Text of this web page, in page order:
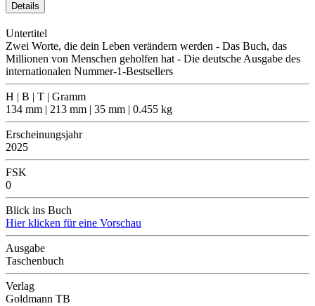
Details
Untertitel
Zwei Worte, die dein Leben verändern werden - Das Buch, das
Millionen von Menschen geholfen hat - Die deutsche Ausgabe des
internationalen Nummer-1-Bestsellers
H | B | T | Gramm
134 mm | 213 mm | 35 mm | 0.455 kg
Erscheinungsjahr
2025
FSK
0
Blick ins Buch
Hier klicken für eine Vorschau
Ausgabe
Taschenbuch
Verlag
Goldmann TB